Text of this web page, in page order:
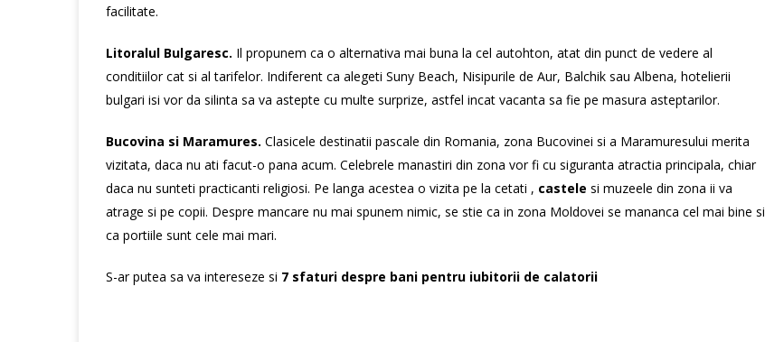
facilitate.
Litoralul Bulgaresc. Il propunem ca o alternativa mai buna la cel autohton, atat din punct de vedere al
conditiilor cat si al tarifelor. Indiferent ca alegeti Suny Beach, Nisipurile de Aur, Balchik sau Albena, hotelierii
bulgari isi vor da silinta sa va astepte cu multe surprize, astfel incat vacanta sa fie pe masura asteptarilor.
Bucovina si Maramures. Clasicele destinatii pascale din Romania, zona Bucovinei si a Maramuresului merita
vizitata, daca nu ati facut-o pana acum. Celebrele manastiri din zona vor fi cu siguranta atractia principala, chiar
daca nu sunteti practicanti religiosi. Pe langa acestea o vizita pe la cetati , castele si muzeele din zona ii va
atrage si pe copii. Despre mancare nu mai spunem nimic, se stie ca in zona Moldovei se mananca cel mai bine si
ca portiile sunt cele mai mari.
S-ar putea sa va intereseze si 7 sfaturi despre bani pentru iubitorii de calatorii